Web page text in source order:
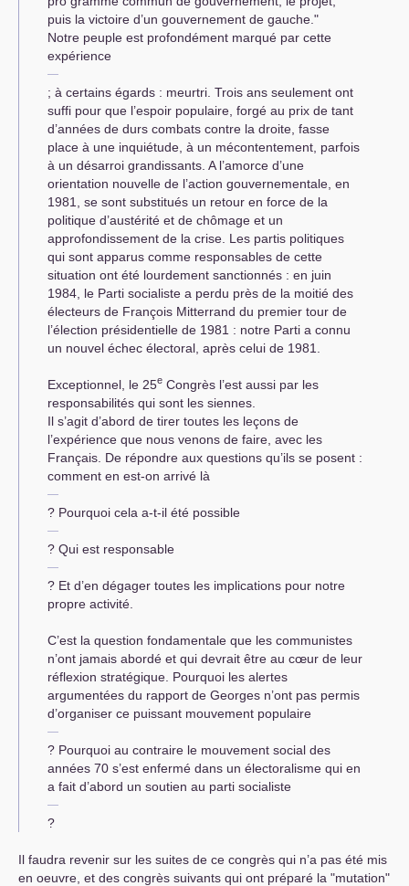
puis la victoire d’un gouvernement de gauche."
Notre peuple est profondément marqué par cette
expérience
; à certains égards : meurtri. Trois ans seulement ont
suffi pour que l’espoir populaire, forgé au prix de tant
d’années de durs combats contre la droite, fasse
place à une inquiétude, à un mécontentement, parfois
à un désarroi grandissants. A l’amorce d’une
orientation nou­velle de l’action gouvernementale, en
1981, se sont substitués un retour en force de la
politique d’austérité et de chômage et un
approfondissement de la crise. Les partis politiques
qui sont apparus comme responsables de cette
situation ont été lourdement sanc­tionnés : en juin
1984, le Parti socialiste a perdu près de la moitié des
électeurs de François Mitterrand du premier tour de
l’élection présidentielle de 1981 : notre Parti a connu
un nouvel échec électo­ral, après celui de 1981.
Exceptionnel, le 25e Congrès l’est aussi par les
responsabilités qui sont les siennes.
Il s’agit d’abord de tirer toutes les leçons de
l’expérience que nous venons de faire, avec les
Français. De répondre aux questions qu’ils se posent :
comment en est-on arrivé là
? Pourquoi cela a-t-il été possible
? Qui est responsable
? Et d’en dégager toutes les implica­tions pour notre
propre activité.
C’est la question fondamentale que les communistes
n’ont jamais abordé et qui devrait être au cœur de leur
réflexion stratégique. Pourquoi les alertes
argumentées du rapport de Georges n’ont pas permis
d’organiser ce puissant mouvement populaire
? Pourquoi au contraire le mouvement social des
années 70 s’est enfermé dans un électoralisme qui en
a fait d’abord un soutien au parti socialiste
?
Il faudra revenir sur les suites de ce congrès qui n’a pas été mis
en oeuvre, et des congrès suivants qui ont préparé la "mutation"